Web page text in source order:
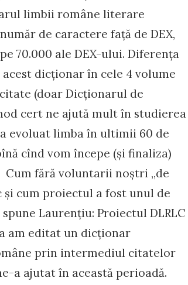
limbii române literare
de caractere față de DEX,
70.000 ale DEX-ului. Diferența
dicționar în cele 4 volume
(doar Dicționarul de
cert ne ajută mult în studierea
evoluat limba în ultimii 60 de
cînd vom începe (și finaliza)
fără voluntarii noștri „de
și cum proiectul a fost unul de
Laurențiu: Proiectul DLRLC
am editat un dicționar
prin intermediul citatelor
a ajutat în această perioadă.